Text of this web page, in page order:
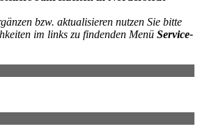
bzw. aktualisieren nutzen Sie bitte
im links zu findenden Menü Service-